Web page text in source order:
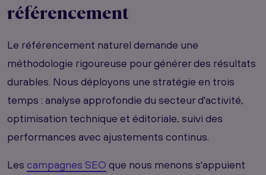
référencement
Le référencement naturel demande une
méthodologie rigoureuse pour générer des résultats
durables. Nous déployons une stratégie en trois
temps : analyse approfondie du secteur d'activité,
optimisation technique et éditoriale, suivi des
performances avec ajustements continus.
Les campagnes SEO que nous menons s'appuient